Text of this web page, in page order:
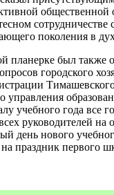
общественной
сотрудничестве
поколения в
планерке был также
городского
управления
учебного года все
руководителей на
день нового
праздник первого